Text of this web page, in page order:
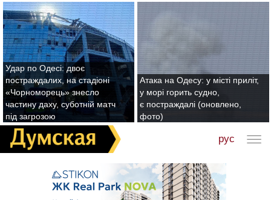
Удар по Одесі: двоє
постраждалих, на стадіоні
«Чорноморець» знесло
частину даху, суботній матч
під загрозою
Атака на Одесу: у місті приліт,
у морі горить судно,
є постраждалі (оновлено,
фото)
рус